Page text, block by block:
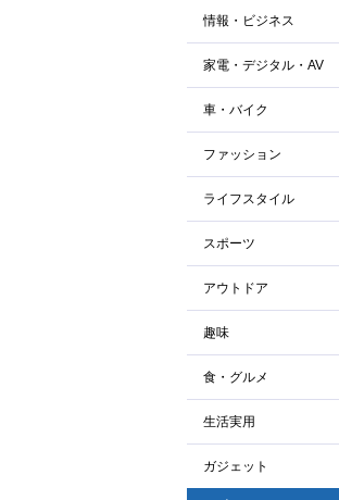
情報・ビジネス
家電・デジタル・AV
車・バイク
ファッション
ライフスタイル
スポーツ
アウトドア
趣味
食・グルメ
生活実用
ガジェット